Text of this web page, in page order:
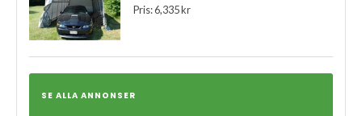
Pris: 6,335 kr
SE ALLA ANNONSER